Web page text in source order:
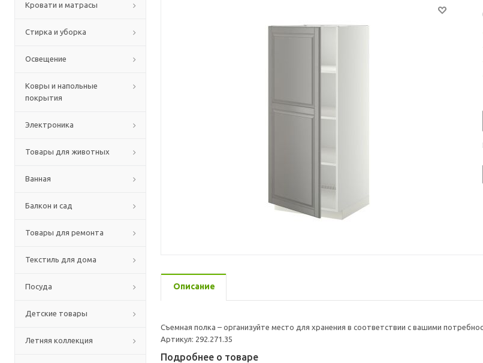
Кровати и матрасы
Стирка и уборка
Освещение
Ковры и напольные
покрытия
Электроника
Товары для животных
Ванная
Балкон и сад
Товары для ремонта
Текстиль для дома
Посуда
Детские товары
Летняя коллекция
Описание
Съемная полка – организуйте место для хранения в соответствии с вашими
Артикул: 292.271.35
Подробнее о товаре